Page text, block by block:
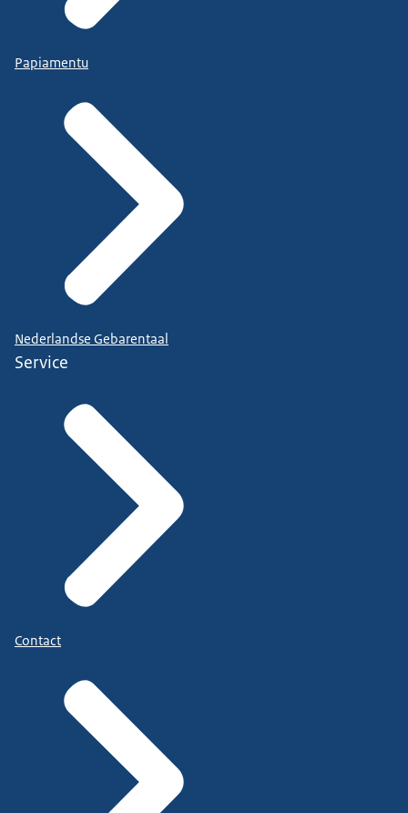
Papiamentu
Nederlandse Gebarentaal
Service
Contact